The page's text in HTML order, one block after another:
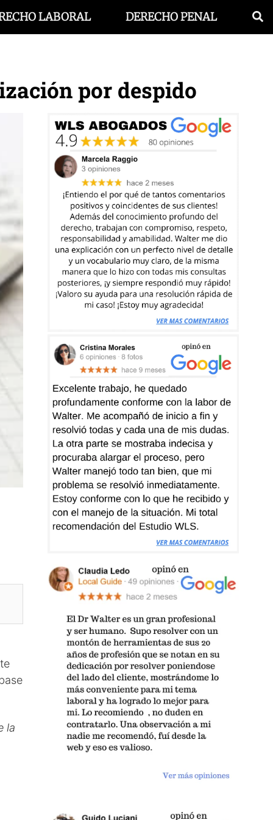
LABORAL DERECHO PENAL
por despido
la